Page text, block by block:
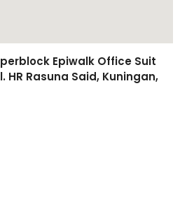
Epiwalk Office Suit
HR Rasuna Said, Kuningan,